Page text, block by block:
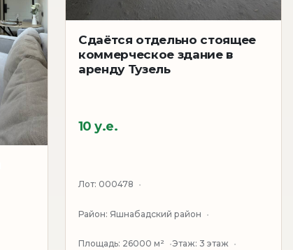
Сдаётся отдельно стоящее
коммерческое здание в
аренду Тузель
10 у.е.
Лот: 000478
Район: Яшнабадский район
Площадь: 26000 м² Этаж: 3 этаж